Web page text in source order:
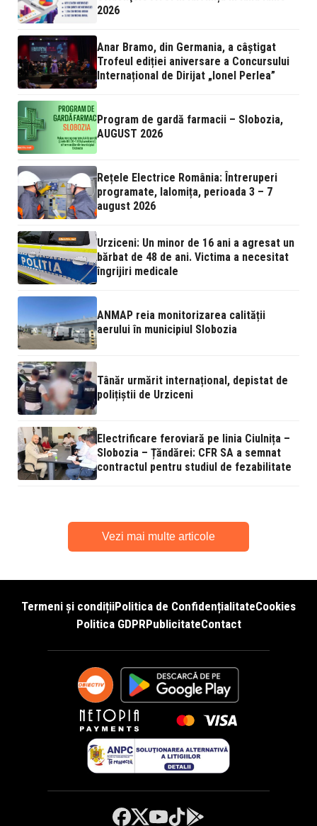
2026
Anar Bramo, din Germania, a câștigat
Trofeul ediției aniversare a Concursului
Internațional de Dirijat „Ionel Perlea”
Program de gardă farmacii – Slobozia,
AUGUST 2026
Rețele Electrice România: Întreruperi
programate, Ialomița, perioada 3 – 7
august 2026
Urziceni: Un minor de 16 ani a agresat un
bărbat de 48 de ani. Victima a necesitat
îngrijiri medicale
ANMAP reia monitorizarea calității
aerului în municipiul Slobozia
Tânăr urmărit internațional, depistat de
polițiștii de Urziceni
Electrificare feroviară pe linia Ciulnița –
Slobozia – Țăndărei: CFR SA a semnat
contractul pentru studiul de fezabilitate
Vezi mai multe articole
Termeni și condițiiPolitica de ConfidențialitateCookies
Politica GDPRPublicitateContact